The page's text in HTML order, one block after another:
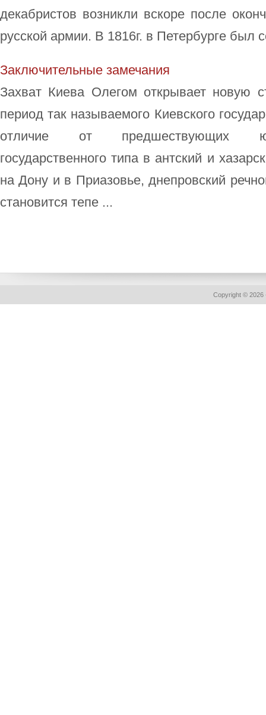
декабристов возникли вскоре после
русской армии. В 1816г. в Петербурге был
Заключительные замечания
Захват Киева Олегом открывает новую
период так называемого Киевского
отличие от предшествующих
государственного типа в антский и
на Дону и в Приазовье, днепровский
становится тепе ...
Copyright © 2026